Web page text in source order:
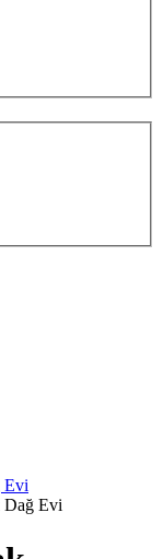
Evi
Dağ Evi